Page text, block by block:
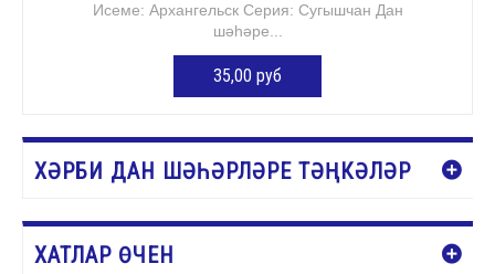
Исеме: Архангельск Серия: Сугышчан Дан
шәһәре...
35,00 руб
ХӘРБИ ДАН ШӘҺӘРЛӘРЕ ТӘҢКӘЛӘР
ХАТЛАР ӨЧЕН